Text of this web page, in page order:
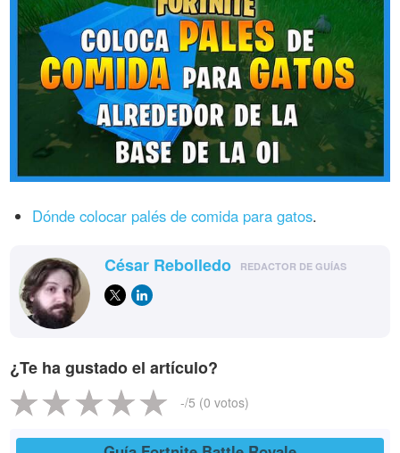
Dónde colocar palés de comida para gatos.
César Rebolledo REDACTOR DE GUÍAS
¿Te ha gustado el artículo?
-/5 (0 votos)